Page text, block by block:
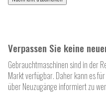
Verpassen Sie keine
Gebrauchtmaschinen sind in der
Markt verfügbar. Daher kann es
über Neuzugänge informiert zu